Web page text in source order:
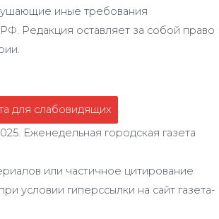
иные требования
РФ. Редакция оставляет за собой право
для слабовидящих
.
Еженедельная городская газета
или частичное цитирование
условии гиперссылки на сайт газета-